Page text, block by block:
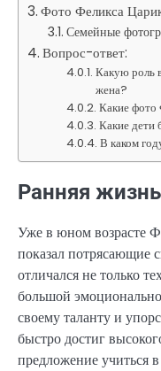
Фото Феликса
Семейные
Вопрос-ответ:
Какую роль
жена?
Какие фото
Какие дети
В каком
Ранняя
Уже в юном возрасте
показал потрясающие
отличался не только
большой
своему таланту и
быстро достиг
предложение учиться